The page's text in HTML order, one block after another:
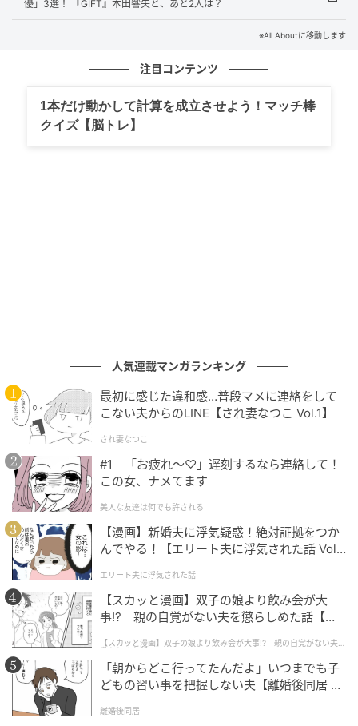
同作は、高校生たちが“宇宙日本食”としてサバ缶を作り
上げる姿を追った書籍『さばの缶づめ、宇宙へいく』
校が舞台で、北村さんは同校に赴任する新米教師・朝
野峻一を演じました。
役を見事に演じていた」（50代女性／愛知県）、「生
徒達の目線に立って一緒に悩み、共に大きな夢を追い
かける姿が、北村さんの持つ誠実で温かい空気感とシ
ンクロしていた」（40代女性／埼玉県）などの意見が
寄せられました。
※回答者コメントは原文ママです
この記事の執筆者： ゆるま 小林
長年に渡ってテレビ局でバラエティー番組、情報番組
などを制作。その後、フリーランスの編集・ライター
に転身。芸能情報に精通し、週刊誌、ネットニュース
でテレビや芸能人に関するコラムなどを執筆。編集プ
ロダクション「ゆるま」を立ち上げる。
文：ゆるま 小林
優」3選！ 『GIFT』本田響矢と、あと2人は？
※All Aboutに移動します
注目コンテンツ
1本だけ動かして計算を成立させよう！マッチ棒
クイズ【脳トレ】
人気連載マンガランキング
最初に感じた違和感…普段マメに連絡をして
こない夫からのLINE【され妻なつこ Vol.1】
され妻なつこ
#1 「お疲れ〜♡」遅刻するなら連絡して！
この女、ナメてます
美人な友達は何でも許される
【漫画】新婚夫に浮気疑惑！絶対証拠をつか
んでやる！【エリート夫に浮気された話 Vol.
エリート夫に浮気された話
【スカッと漫画】双子の娘より飲み会が大
事!? 親の自覚がない夫を懲らしめた話【第1
【スカッと漫画】双子の娘より飲み会が大事!? 親の自覚がない夫を
懲らしめた話
「朝からどこ行ってたんだよ」いつまでも子
どもの習い事を把握しない夫【離婚後同居 Vo
離婚後同居